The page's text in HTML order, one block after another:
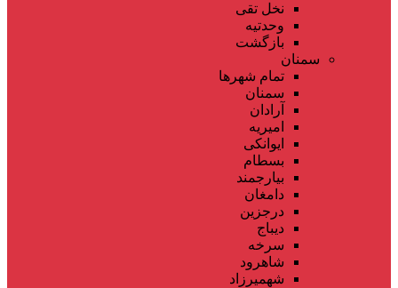
نخل تقی
وحدتیه
بازگشت
سمنان
تمام شهر‌ها
سمنان
آرادان
امیریه
ایوانکی
بسطام
بیارجمند
دامغان
درجزین
دیباج
سرخه
شاهرود
شهمیرزاد